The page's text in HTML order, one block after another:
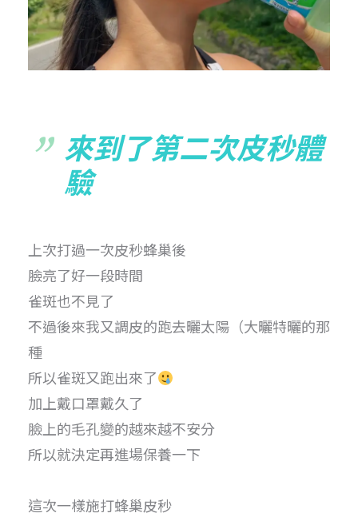
來到了第二次皮秒體
驗
上次打過一次皮秒蜂巢後
臉亮了好一段時間
雀斑也不見了
不過後來我又調皮的跑去曬太陽（大曬特曬的那
種
所以雀斑又跑出來了
加上戴口罩戴久了
臉上的毛孔變的越來越不安分
所以就決定再進場保養一下
這次一樣施打蜂巢皮秒